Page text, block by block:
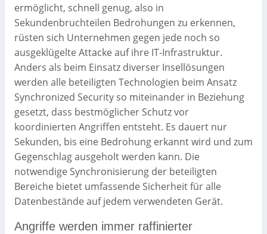
ermöglicht, schnell genug, also in
Sekundenbruchteilen Bedrohungen zu erkennen,
rüsten sich Unternehmen gegen jede noch so
ausgeklügelte Attacke auf ihre IT-Infrastruktur.
Anders als beim Einsatz diverser Insellösungen
werden alle beteiligten Technologien beim Ansatz
Synchronized Security so miteinander in Beziehung
gesetzt, dass bestmöglicher Schutz vor
koordinierten Angriffen entsteht. Es dauert nur
Sekunden, bis eine Bedrohung erkannt wird und zum
Gegenschlag ausgeholt werden kann. Die
notwendige Synchronisierung der beteiligten
Bereiche bietet umfassende Sicherheit für alle
Datenbestände auf jedem verwendeten Gerät.
Angriffe werden immer raffinierter